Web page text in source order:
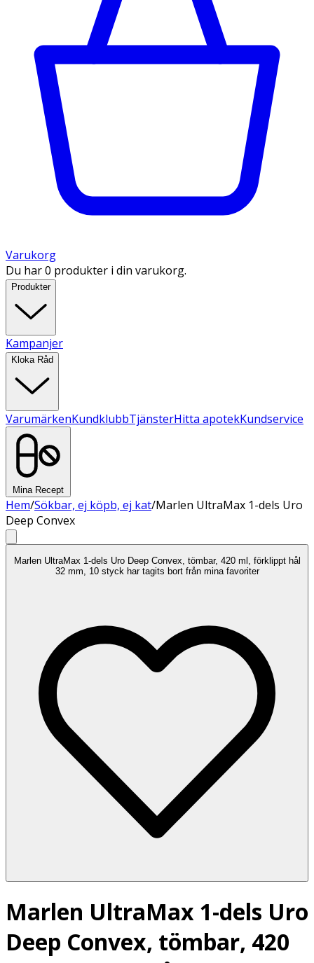
Varukorg
Du har 0 produkter i din varukorg.
Produkter
Kampanjer
Kloka Råd
VarumärkenKundklubbTjänsterHitta apotekKundservice
Mina Recept
Hem/Sökbar, ej köpb, ej kat/Marlen UltraMax 1-dels Uro
Deep Convex
Marlen UltraMax 1-dels Uro Deep Convex, tömbar, 420 ml, förklippt hål
32 mm, 10 styck har tagits bort från mina favoriter
Marlen UltraMax 1-dels Uro
Deep Convex, tömbar, 420